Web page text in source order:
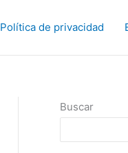
Política de privacidad
Buscar